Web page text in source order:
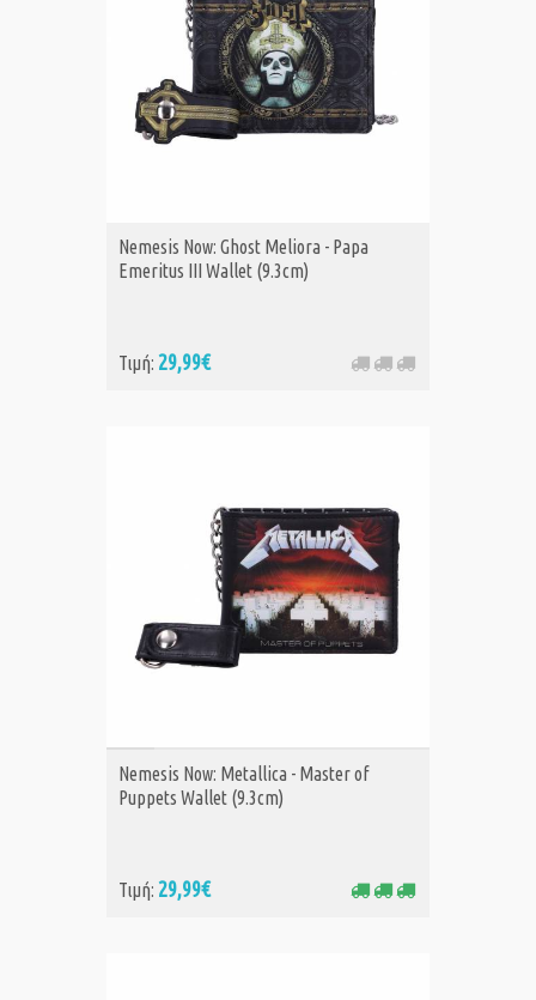
Nemesis Now: Ghost Meliora - Papa
Emeritus III Wallet (9.3cm)
Τιμή: 29,99€
ΑΓΟΡΑ
Nemesis Now: Metallica - Master of
Puppets Wallet (9.3cm)
Τιμή: 29,99€